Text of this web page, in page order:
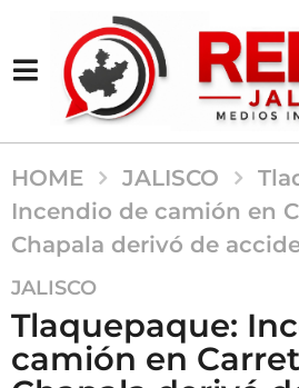
HOME JALISCO
Incendio de camión en
Chapala derivó de
5
m
e
s
JALISCO
Tlaquepaque:
camión en